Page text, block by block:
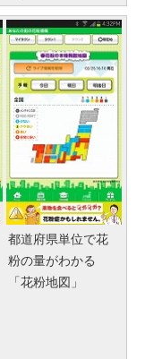
都道府県単位で花
粉の量がわかる
「花粉地図」